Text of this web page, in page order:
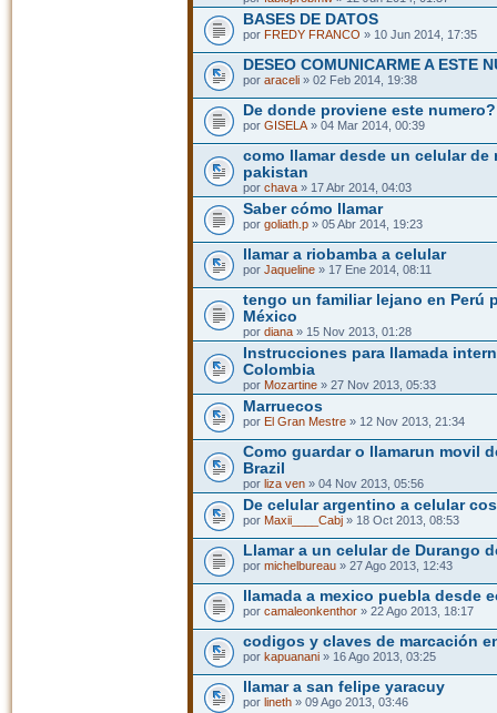
BASES DE DATOS
por FREDY FRANCO » 10 Jun 2014, 17:35
DESEO COMUNICARME A ESTE
por araceli» 02 Feb 2014, 19:38
De donde proviene este numero?
por GISELA» 04 Mar 2014, 00:39
como llamar desde un celular de
pakistan
por chava» 17 Abr 2014, 04:03
Saber cómo llamar
por goliath.p» 05 Abr 2014, 19:23
llamar a riobamba a celular
por Jaqueline» 17 Ene 2014, 08:11
tengo un familiar lejano en Perú
México
por diana» 15 Nov 2013, 01:28
Instrucciones para llamada
Colombia
por Mozartine» 27 Nov 2013, 05:33
Marruecos
por El Gran Mestre» 12 Nov 2013, 21:34
Como guardar o llamarun movil
Brazil
por liza ven» 04 Nov 2013, 05:56
De celular argentino a celular
por Maxii____Cabj» 18 Oct 2013, 08:53
Llamar a un celular de Durango
por michelbureau» 27 Ago 2013, 12:43
llamada a mexico puebla desde
por camaleonkenthor» 22 Ago 2013, 18:17
codigos y claves de marcación
por kapuanani» 16 Ago 2013, 03:25
llamar a san felipe yaracuy
por lineth» 09 Ago 2013, 03:46